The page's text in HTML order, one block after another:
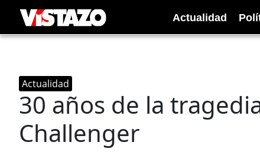
Actualidad
Actualidad
30 años de la
Challenger